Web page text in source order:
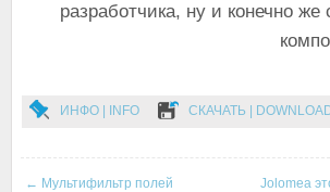
разработчика, ну и конечно
ИНФО | INFO СКАЧАТЬ |
← Мультифильтр полей
Jolomea